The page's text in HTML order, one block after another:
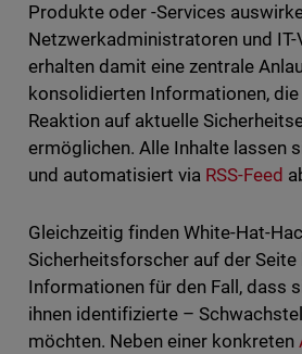
Produkte oder -Services
Netzwerkadministratoren und
erhalten damit eine zentrale
konsolidierten Informationen,
Reaktion auf aktuelle
ermöglichen. Alle Inhalte lassen
und automatisiert via RSS-Feed
Gleichzeitig finden White-Hat-
Sicherheitsforscher auf der Seite
Informationen für den Fall, dass
ihnen identifizierte –
möchten. Neben einer konkreten